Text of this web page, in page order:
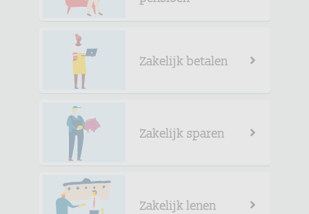
Zakelijk betalen
Zakelijk sparen
Zakelijk lenen